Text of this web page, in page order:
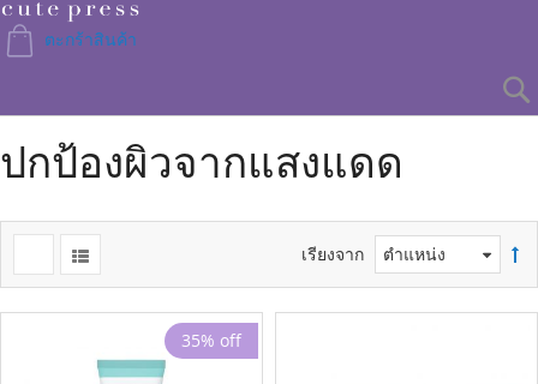
Skip
to
Content
ตะกร้าสินค้า
ปกป้องผิวจากแสงแดด
เรียงจาก
35% off